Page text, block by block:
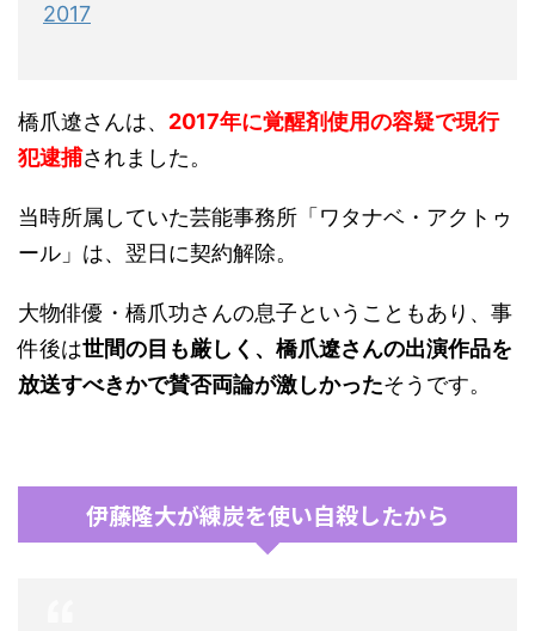
2017
橋爪遼さんは、 2017年に覚醒剤使用の容疑で現行
犯逮捕されました。
当時所属していた芸能事務所「ワタナベ・アクトゥ
ール」は、翌日に契約解除。
大物俳優・橋爪功さんの息子ということもあり、事
件後は世間の目も厳しく、橋爪遼さんの出演作品を
放送すべきかで賛否両論が激しかったそうです。
伊藤隆大が練炭を使い自殺したから